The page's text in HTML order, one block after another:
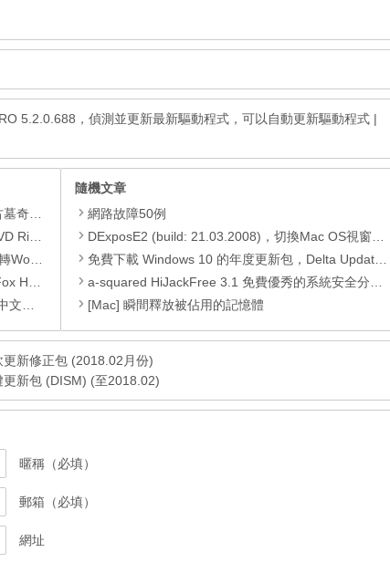
5.2.0.688，偵測並更新最新驅動程式，可以自動更新驅動程式 |
GOAT OF DUTY》。
免活動
成PDF
Uninstaller Pro。
幫手
隨機文章
網路故障50例
DExposE2 (build: 21.03.2008)，切換Mac OS視窗更方便
免費下載 Windows 10 的年度更新包，Delta Update 及 累積更新包
a-squared HiJackFree 3.1 免費優秀的系統安全分析及檢測軟體！
[Mac] 瞬間釋放被佔用的記憶體
新修正包 (2018.02月份)
新包 (DISM) (至2018.02)
暱稱（必填）
郵箱（必填）
網址